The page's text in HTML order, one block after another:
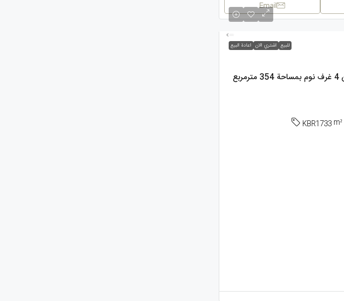
Email
للبيع اشتري الان اعادة البيع
فيلا فاخرة مكونة من 4 غرف نوم بمساحة 354 مترمربع
m²
KBR1733